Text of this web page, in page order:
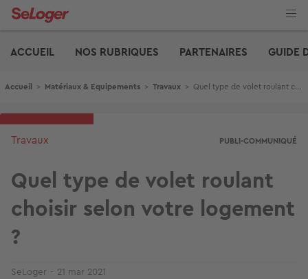
Aller
ACCUEIL
NOS RUBRIQUES PARTENAIRES GUIDE
Fil d'Ariane
Accueil > Matériaux & Equipements > Travaux > Quel type de volet roulant choisir selon votre logement ?
PUBLI-COMMUNIQUÉ
Travaux
Quel type de volet roulant
choisir selon votre logement
?
SeLoger 21 mar 2021